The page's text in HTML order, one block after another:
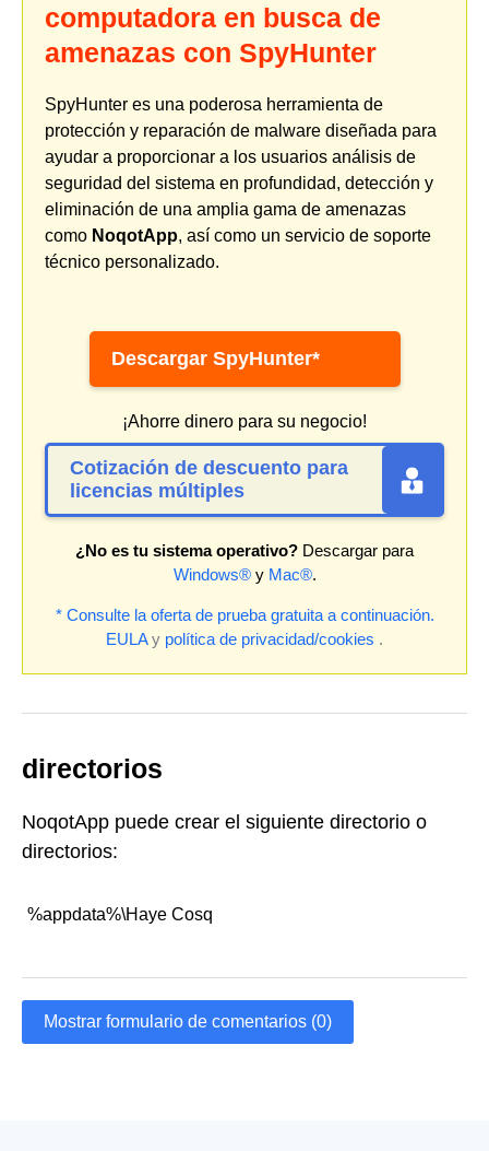
computadora en busca de
amenazas con SpyHunter
SpyHunter es una poderosa herramienta de
protección y reparación de malware diseñada para
ayudar a proporcionar a los usuarios análisis de
seguridad del sistema en profundidad, detección y
eliminación de una amplia gama de amenazas
como NoqotApp, así como un servicio de soporte
técnico personalizado.
Descargar SpyHunter*
¡Ahorre dinero para su negocio!
Cotización de descuento para
licencias múltiples
¿No es tu sistema operativo? Descargar para
Windows®y Mac®.
* Consulte la oferta de prueba gratuita a continuación.
EULAy política de privacidad/cookies .
directorios
NoqotApp puede crear el siguiente directorio o
directorios:
%appdata%\Haye Cosq
Mostrar formulario de comentarios (0)